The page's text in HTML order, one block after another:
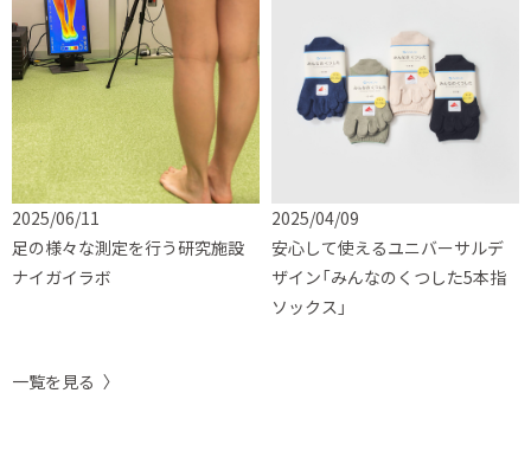
2025/06/11
足の様々な測定を行う研究施設
ナイガイラボ
2025/04/09
安心して使えるユニバーサルデ
ザイン「みんなのくつした5本指
ソックス」
一覧を見る